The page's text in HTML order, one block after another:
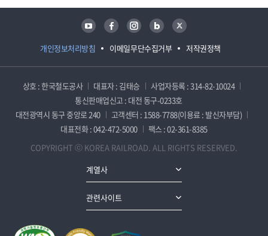
개인정보처리방침 이메일무단수집거부 저작권정책
유튜브 페이스북 인스타그램 블로그 트위터
상호 : 한국철도공사 대표자 : 김태승
사업자등록 : 314-82-10024
통신판매업신고 : 대전 동구-0233호
대전광역시 동구 중앙로 240
고객센터 : 1588-7788(이용료 : 발신자부담)
대표전화 : 042-472-5000
팩스 : 02-361-8385
COPYRIGHT ⓒ KOREA RAILROAD. ALL RIGHTS RESERVED.
계열사
관련사이트